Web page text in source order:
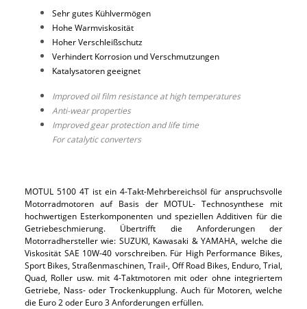
Sehr gutes Kühlvermögen
Hohe Warmviskosität
Hoher Verschleißschutz
Verhindert Korrosion und Verschmutzungen
Katalysatoren geeignet
Improved oil film resistance at high temperatures
Anti-wear properties
Improved gear protection and life time
For catalytic converters
MOTUL 5100 4T ist ein 4-Takt-Mehrbereichsöl für anspruchsvolle
Motorradmotoren auf Basis der MOTUL- Technosynthese mit
hochwertigen Esterkomponenten und speziellen Additiven für die
Getriebeschmierung. Übertrifft die Anforderungen der
Motorradhersteller wie: SUZUKI, Kawasaki & YAMAHA, welche die
Viskosität SAE 10W-40 vorschreiben. Für High Performance Bikes,
Sport Bikes, Straßenmaschinen, Trail-, Off Road Bikes, Enduro, Trial,
Quad, Roller usw. mit 4-Taktmotoren mit oder ohne integriertem
Getriebe, Nass- oder Trockenkupplung. Auch für Motoren, welche
die Euro 2 oder Euro 3 Anforderungen erfüllen.